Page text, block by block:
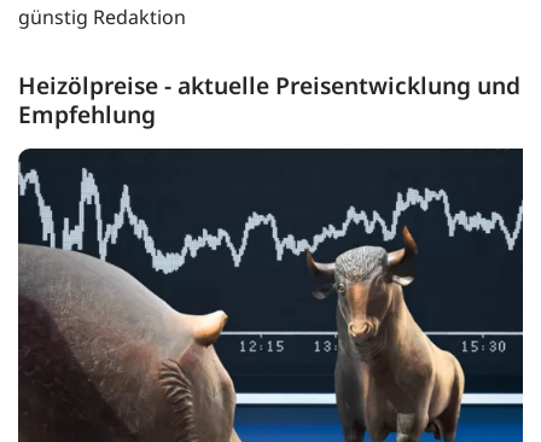
günstig Redaktion
Heizölpreise - aktuelle Preisentwicklung und
Empfehlung